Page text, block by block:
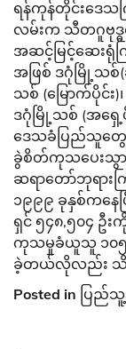
ရန်ကုန်တိုင်းဒေသ
လမ်းက သီတဂူဗုဒ္
အဆင့်မြင့်ဆေးရုံ
အဖြစ် ဒဂုံမြို့သစ်(
သစ် (မြောက်ပိုင်း)၊
ဒဂုံမြို့သစ် (အရှေ့
ဒေသခံပြည်သူတွေ
ခွဲစိတ်ကုသပေးသွ
ဆရာတော်ဘုရား
၁၉၉၉ ခုနှစ်ကနေ
ရှင် ၅၄၈,၅၀၄ ဦး
ကုသမှုခံယူသူ ၁၀၅,
ခဲ့တယ်လိုလည်း သိ
Posted in ပြည်